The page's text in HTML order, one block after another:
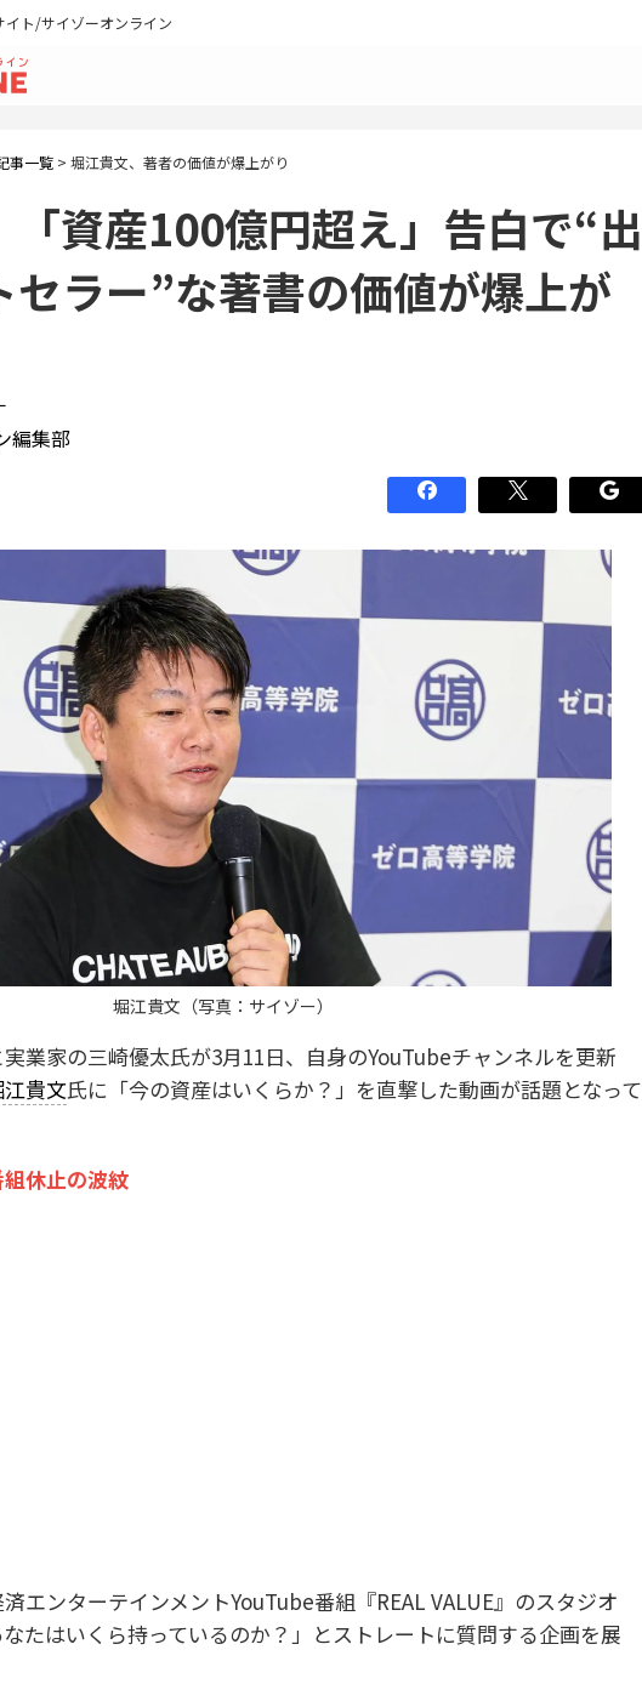
イト/サイゾーオンライン
事一覧 > 堀江貴文、著者の価値が爆上がり
「資産100億円超え」告白で“出
セラー”な著書の価値が爆上が
編集部
堀江貴文（写真：サイゾー）
業家の三崎優太氏が3月11日、自身のYouTubeチャンネルを更新
貴文氏に「今の資産はいくらか？」を直撃した動画が話題となって
休止の波紋
エンターテインメントYouTube番組『REAL VALUE』のスタジオ
たはいくら持っているのか？」とストレートに質問する企画を展